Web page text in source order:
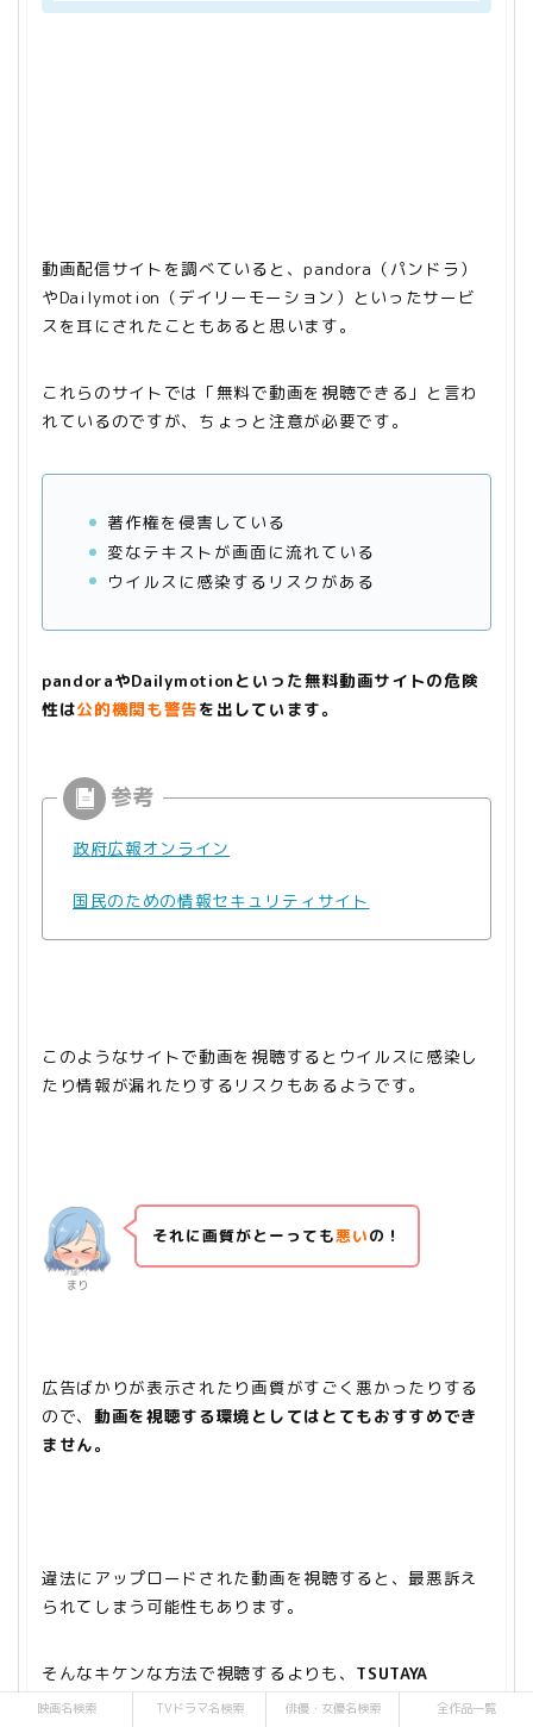
動画配信サイトを調べていると、pandora（パンドラ）
やDailymotion（デイリーモーション）といったサービ
スを耳にされたこともあると思います。
これらのサイトでは「無料で動画を視聴できる」と言わ
れているのですが、ちょっと注意が必要です。
著作権を侵害している
変なテキストが画面に流れている
ウイルスに感染するリスクがある
pandoraやDailymotionといった無料動画サイトの危険
性は公的機関も警告を出しています。
政府広報オンライン
国民のための情報セキュリティサイト
このようなサイトで動画を視聴するとウイルスに感染し
たり情報が漏れたりするリスクもあるようです。
まり
それに画質がとーっても悪いの！
広告ばかりが表示されたり画質がすごく悪かったりする
ので、動画を視聴する環境としてはとてもおすすめでき
ません。
違法にアップロードされた動画を視聴すると、最悪訴え
られてしまう可能性もあります。
そんなキケンな方法で視聴するよりも、 TSUTAYA
TV/DISCASのDVD無料レンタルで高画質高音質の動画を
映画名検索 TVドラマ名検索 俳優・女優名検索 全作品一覧